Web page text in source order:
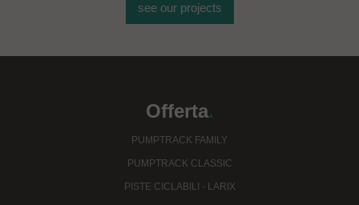
see our projects
Offerta.
PUMPTRACK FAMILY
PUMPTRACK CLASSIC
PISTE CICLABILI - LARIX